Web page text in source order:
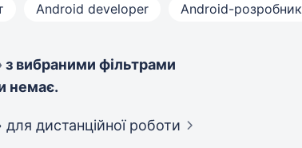
Android developer Android-розробник
з вибраними фільтрами
немає.
для дистанційної роботи